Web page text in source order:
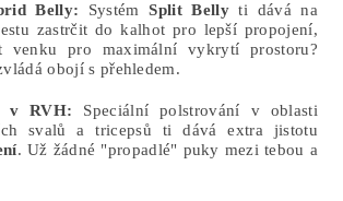
Belly: SystémSplit Bellyti dává na
zastrčit do kalhot pro lepší propojení,
venku pro maximální vykrytí prostoru?
obojí s přehledem.
v RVH: Speciální polstrování v oblasti
svalů a tricepsů ti dává extra jistotu
. Už žádné "propadlé" puky mezi tebou a